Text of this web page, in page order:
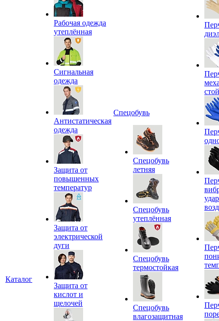
Каталог
Рабочая одежда
утеплённая
Сигнальная
одежда
Антистатическая
одежда
Защита от
повышенных
температур
Защита от
электрической
дуги
Защита от
кислот и
щелочей
Спецобувь
Спецобувь
летняя
Спецобувь
утеплённая
Спецобувь
термостойкая
Спецобувь
влагозащитная